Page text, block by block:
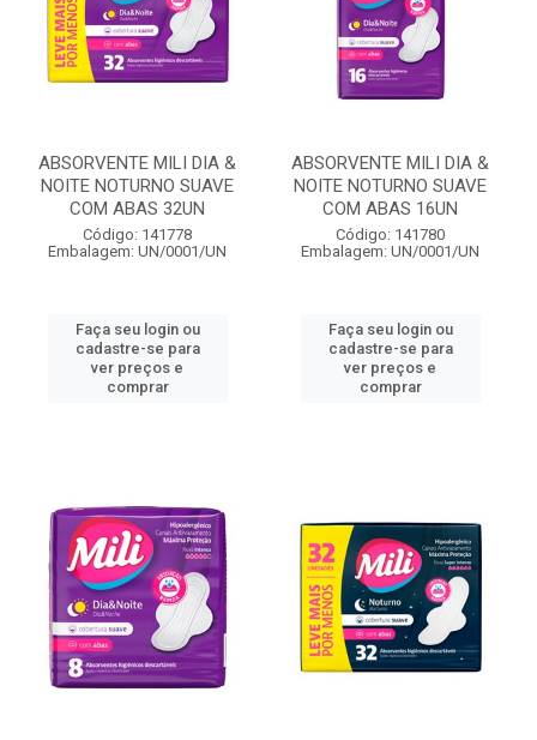
ABSORVENTE MILI DIA &
NOITE NOTURNO SUAVE
COM ABAS 32UN
Código: 141778
Embalagem: UN/0001/UN
Faça seu login ou
cadastre-se para
ver preços e
comprar
ABSORVENTE MILI DIA &
NOITE NOTURNO SUAVE
COM ABAS 16UN
Código: 141780
Embalagem: UN/0001/UN
Faça seu login ou
cadastre-se para
ver preços e
comprar